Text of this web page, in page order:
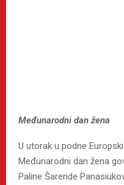
Međunarodni dan žena
U utorak u podne
Međunarodni dan žena
Paline Šarende